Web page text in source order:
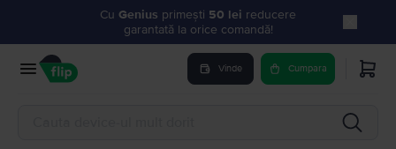
Cu Genius primești 50 lei reducere
garantată la orice comandă!
Vinde Cumpara